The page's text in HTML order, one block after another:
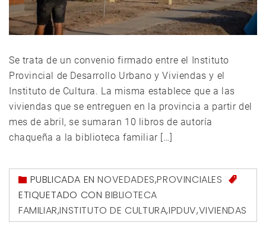
Se trata de un convenio firmado entre el Instituto
Provincial de Desarrollo Urbano y Viviendas y el
Instituto de Cultura. La misma establece que a las
viviendas que se entreguen en la provincia a partir del
mes de abril, se sumaran 10 libros de autoría
chaqueña a la biblioteca familiar […]
PUBLICADA ENNOVEDADES,PROVINCIALES
ETIQUETADO CON BIBLIOTECA
FAMILIAR,INSTITUTO DE CULTURA,IPDUV,VIVIENDAS